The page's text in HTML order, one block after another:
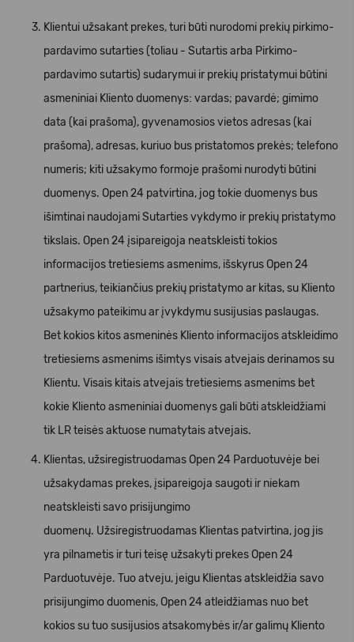
Klientui užsakant prekes, turi būti nurodomi prekių pirkimo-
pardavimo sutarties (toliau - Sutartis arba Pirkimo-
pardavimo sutartis) sudarymui ir prekių pristatymui būtini
asmeniniai Kliento duomenys: vardas; pavardė; gimimo
data (kai prašoma), gyvenamosios vietos adresas (kai
prašoma), adresas, kuriuo bus pristatomos prekės; telefono
numeris; kiti užsakymo formoje prašomi nurodyti būtini
duomenys. Open 24 patvirtina, jog tokie duomenys bus
išimtinai naudojami Sutarties vykdymo ir prekių pristatymo
tikslais. Open 24 įsipareigoja neatskleisti tokios
informacijos tretiesiems asmenims, išskyrus Open 24
partnerius, teikiančius prekių pristatymo ar kitas, su Kliento
užsakymo pateikimu ar įvykdymu susijusias paslaugas.
Bet kokios kitos asmeninės Kliento informacijos atskleidimo
tretiesiems asmenims išimtys visais atvejais derinamos su
Klientu. Visais kitais atvejais tretiesiems asmenims bet
kokie Kliento asmeniniai duomenys gali būti atskleidžiami
tik LR teisės aktuose numatytais atvejais.
Klientas, užsiregistruodamas Open 24 Parduotuvėje bei
užsakydamas prekes, įsipareigoja saugoti ir niekam
neatskleisti savo prisijungimo
duomenų. Užsiregistruodamas Klientas patvirtina, jog jis
yra pilnametis ir turi teisę užsakyti prekes Open 24
Parduotuvėje. Tuo atveju, jeigu Klientas atskleidžia savo
prisijungimo duomenis, Open 24 atleidžiamas nuo bet
kokios su tuo susijusios atsakomybės ir/ar galimų Kliento